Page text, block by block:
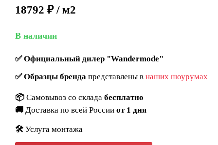
18792 ₽ / м2
В наличии
✅Официальный дилер "Wandermode"
✅Образцы брендапредставлены в наших шоурумах
📦 Самовывоз со склада бесплатно
🚚 Доставка по всей России от 1 дня
🛠️ Услуга монтажа